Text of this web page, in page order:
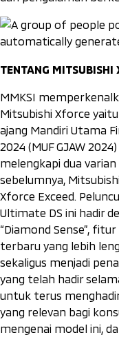
TENTANG MITSUBISHI
MMKSI
Mitsubishi Xforce
ajang Mandiri Utama
2024 (MUF GJAW
melengkapi dua
sebelumnya,
Xforce Exceed.
Ultimate DS ini hadir
“Diamond Sense”,
terbaru yang lebih
sekaligus menjadi
yang telah hadir
untuk terus
yang relevan bagi
mengenai model ini,